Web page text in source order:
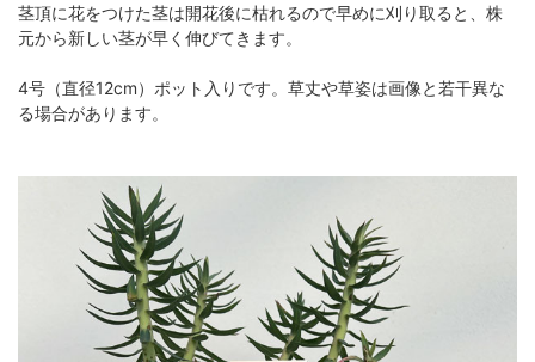
茎頂に花をつけた茎は開花後に枯れるので早めに刈り取ると、株
元から新しい茎が早く伸びてきます。
4号（直径12cm）ポット入りです。草丈や草姿は画像と若干異な
る場合があります。